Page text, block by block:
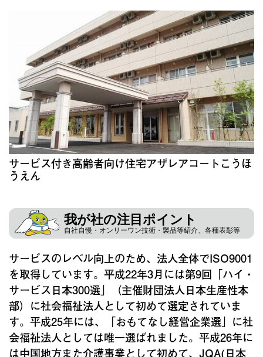
サービス付き高齢者向け住宅アザレアコートこうほ
うえん
我が社の注目ポイント
自社自慢・オンリーワン技術・製品等紹介、各種表彰等
サービスのレベル向上のため、法人全体でISO9001
を取得しています。平成22年3月には第9回「ハイ・
サービス日本300選」（主催財団法人日本生産性本
部）に社会福祉法人として初めて選定されていま
す。平成25年には、「おもてなし経営企業選」に社
会福祉法人としては唯一選ばれました。平成26年に
は中国地方また介護事業として初めて、JQA(日本